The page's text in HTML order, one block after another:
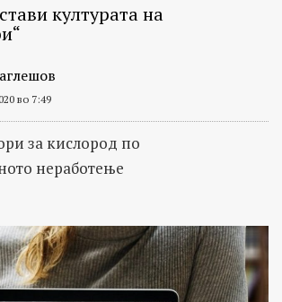
културата на
во 7:49
за кислород по
неработење